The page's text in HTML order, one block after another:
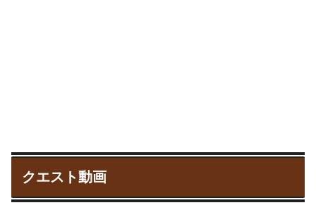
クエスト動画